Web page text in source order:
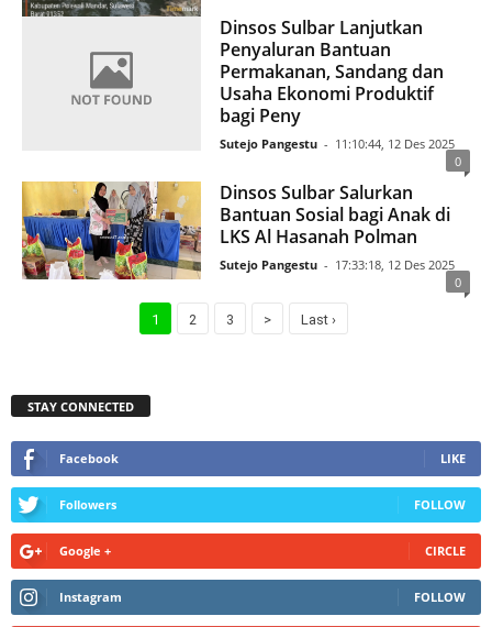
Dinsos Sulbar Lanjutkan
Penyaluran Bantuan
Permakanan, Sandang dan
Usaha Ekonomi Produktif
bagi Peny
Sutejo Pangestu - 11:10:44, 12 Des 2025
0
Dinsos Sulbar Salurkan
Bantuan Sosial bagi Anak di
LKS Al Hasanah Polman
Sutejo Pangestu - 17:33:18, 12 Des 2025
0
1 2 3 > Last ›
STAY CONNECTED
Facebook LIKE
Followers FOLLOW
Google + CIRCLE
Instagram FOLLOW